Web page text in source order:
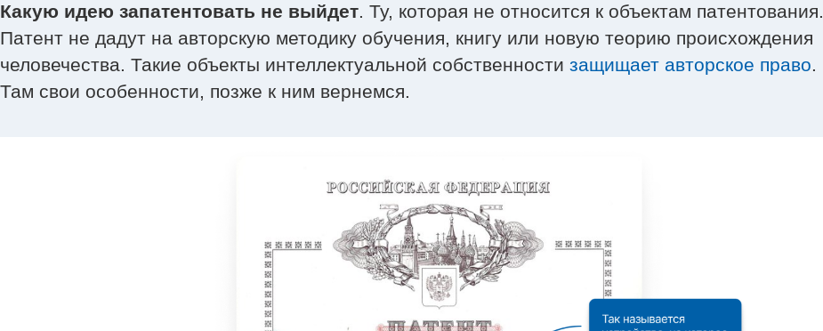
Какую идею запатентовать не выйдет. Ту, которая не относится к объектам патентования.
Патент не дадут на авторскую методику обучения, книгу или новую теорию происхождения
человечества. Такие объекты интеллектуальной собственности защищает авторское право.
Там свои особенности, позже к ним вернемся.